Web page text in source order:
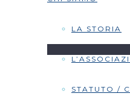
LA STORIA
STATUTO /